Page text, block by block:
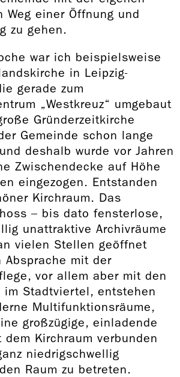
Weg einer Öffnung und
zu gehen.
war ich beispielsweise
in Leipzig-
gerade zum
„Westkreuz“ umgebaut
Gründerzeitkirche
Gemeinde schon lange
deshalb wurde vor Jahren
Zwischendecke auf Höhe
eingezogen. Entstanden
Kirchraum. Das
– bis dato fensterlose,
unattraktive Archivräume
vielen Stellen geöffnet
Absprache mit der
vor allem aber mit den
im Stadtviertel, entstehen
Multifunktionsräume,
großzügige, einladende
dem Kirchraum verbunden
niedrigschwellig
Raum zu betreten.